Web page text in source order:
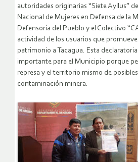
autoridades originarias “Siete Ayllus”
Nacional de Mujeres en Defensa de la
Defensoría del Pueblo y el Colectivo
actividad de los usuarios que
patrimonio a Tacagua. Esta
importante para el Municipio porque
represa y el territorio mismo de
contaminación minera.